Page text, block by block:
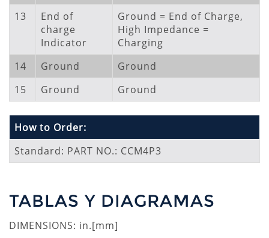
13
End of
charge
Indicator
Ground = End of Charge,
High Impedance =
Charging
14
Ground
Ground
15
Ground Ground
How to Order:
Standard: PART NO.: CCM4P3
TABLAS Y DIAGRAMAS
DIMENSIONS: in.[mm]